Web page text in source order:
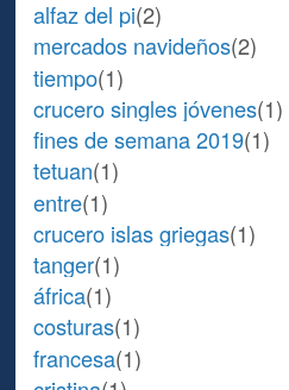
alfaz del pi(2)
mercados navideños(2)
tiempo(1)
crucero singles jóvenes(1)
fines de semana 2019(1)
tetuan(1)
entre(1)
crucero islas griegas(1)
tanger(1)
áfrica(1)
costuras(1)
francesa(1)